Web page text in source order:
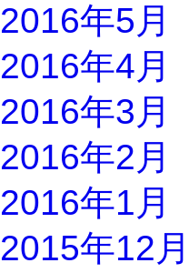
2016年5月
2016年4月
2016年3月
2016年2月
2016年1月
2015年12月